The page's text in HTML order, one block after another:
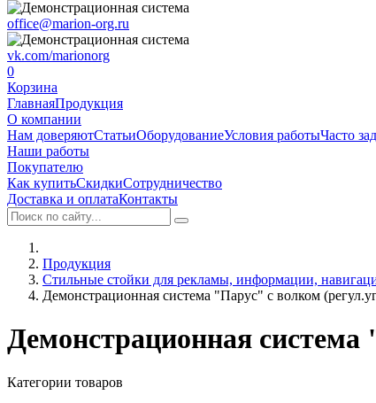
office@marion-org.ru
vk.com/marionorg
0
Корзина
ГлавнаяПродукция
О компании
Нам доверяютСтатьиОборудованиеУсловия работыЧасто
Наши работы
Покупателю
Как купитьСкидкиСотрудничество
Доставка и оплатаКонтакты
Продукция
Стильные стойки для рекламы, информации,
Демонстрационная система "Парус" с волком
Демонстрационная
Категории товаров